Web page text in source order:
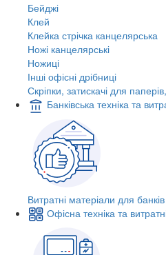
Бейджі
Клей
Клейка стрічка канцелярська
Ножі канцелярські
Ножиці
Інші офісні дрібниці
Скріпки, затискачі для
Банківська техніка та
Витратні матеріали для банків
Офісна техніка та